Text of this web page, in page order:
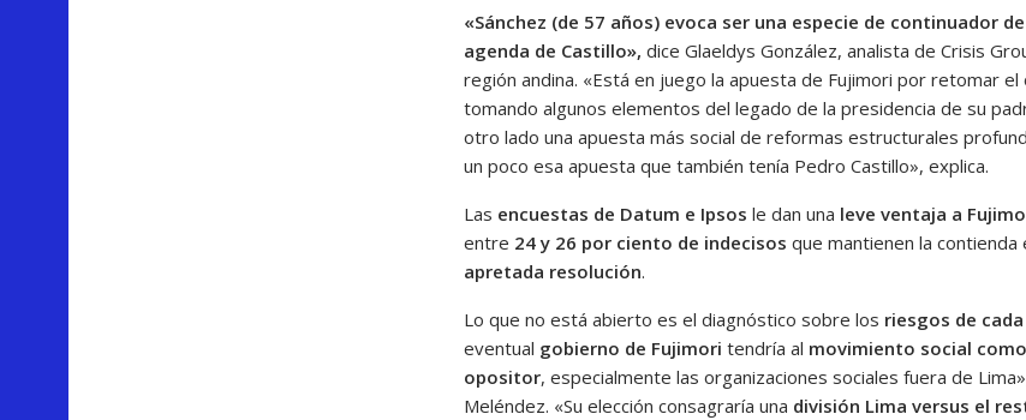
«Sánchez (de 57 años) evoca ser una especie de continuador
agenda de Castillo», dice Glaeldys González, analista de Crisis
región andina. «Está en juego la apuesta de Fujimori por retomar el
tomando algunos elementos del legado de la presidencia de su
otro lado una apuesta más social de reformas estructurales
un poco esa apuesta que también tenía Pedro Castillo», explica.
Las encuestas de Datum e Ipsos le dan una leve ventaja a
entre 24 y 26 por ciento de indecisos que mantienen la contienda
apretada resolución.
Lo que no está abierto es el diagnóstico sobre los riesgos de
eventual gobierno de Fujimori tendría al movimiento social
opositor, especialmente las organizaciones sociales fuera de
Meléndez. «Su elección consagraría una división Lima versus el